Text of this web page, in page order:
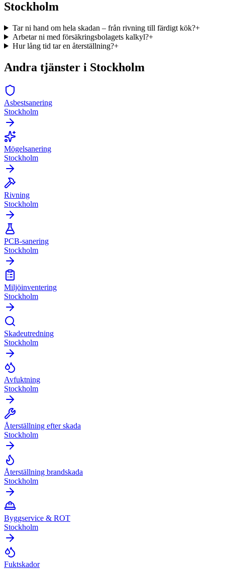
Stockholm
Tar ni hand om hela skadan – från rivning till färdigt kök?+
Arbetar ni med försäkringsbolagets kalkyl?+
Hur lång tid tar en återställning?+
Andra tjänster i Stockholm
Asbestsanering
Stockholm
Mögelsanering
Stockholm
Rivning
Stockholm
PCB-sanering
Stockholm
Miljöinventering
Stockholm
Skadeutredning
Stockholm
Avfuktning
Stockholm
Återställning efter skada
Stockholm
Återställning brandskada
Stockholm
Byggservice & ROT
Stockholm
Fuktskador